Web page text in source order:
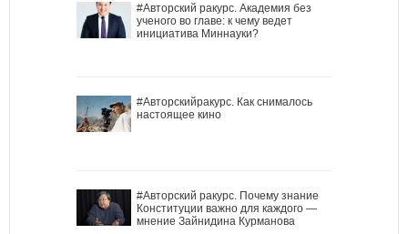
#Авторский ракурс. Академия без
ученого во главе: к чему ведет
инициатива Миннауки?
#Авторскийракурс. Как снималось
настоящее кино
#Авторский ракурс. Почему знание
Конституции важно для каждого —
мнение Зайнидина Курманова